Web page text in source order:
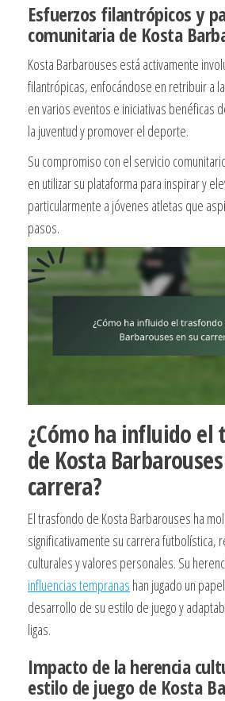
Esfuerzos filantrópicos y
comunitaria de Kosta
Kosta Barbarouses está activamente
filantrópicas, enfocándose en retribuir a
en varios eventos e iniciativas benéficas
la juventud y promover el deporte.
Su compromiso con el servicio
en utilizar su plataforma para inspirar y
particularmente a jóvenes atletas que
pasos.
¿Cómo ha influido el
de Kosta
carrera?
El trasfondo de Kosta Barbarouses ha
significativamente su carrera futbolística,
culturales y valores personales. Su
influencias tempranas han jugado un
desarrollo de su estilo de juego y
ligas.
Impacto de la herencia
estilo de juego de Kosta